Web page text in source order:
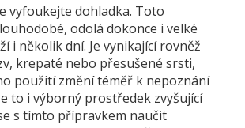
vyfoukejte dohladka. Toto
odolá dokonce i velké
i několik dní. Je vynikající rovněž
krepaté nebo přesušené srsti,
použití změní téměř k nepoznání
to i výborný prostředek zvyšující
s tímto přípravkem naučit